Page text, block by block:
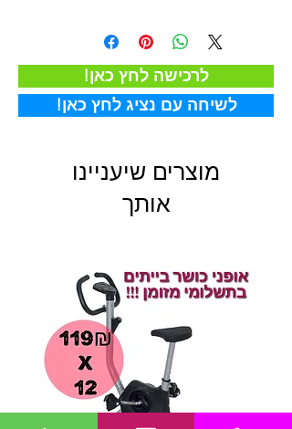
!לרכישה לחץ כאן
!לשיחה עם נציג לחץ כאן
מוצרים שיעניינו
אותך